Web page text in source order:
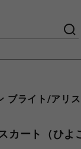
ブライト/アリ
ート（ひよ